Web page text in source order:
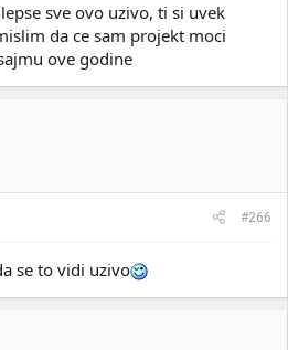
sve ovo uzivo, ti si uvek
da ce sam projekt moci
ove godine
#266
se to vidi uzivo